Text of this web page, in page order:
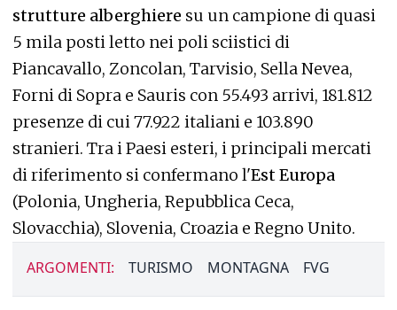
strutture alberghiere su un campione di quasi
5 mila posti letto nei poli sciistici di
Piancavallo, Zoncolan, Tarvisio, Sella Nevea,
Forni di Sopra e Sauris con 55.493 arrivi, 181.812
presenze di cui 77.922 italiani e 103.890
stranieri. Tra i Paesi esteri, i principali mercati
di riferimento si confermano l'Est Europa
(Polonia, Ungheria, Repubblica Ceca,
Slovacchia), Slovenia, Croazia e Regno Unito.
ARGOMENTI: TURISMO MONTAGNA FVG